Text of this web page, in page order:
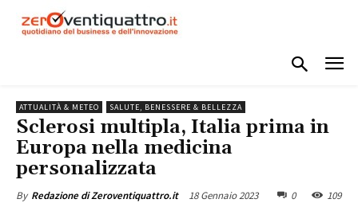
ATTUALITÀ & METEO SALUTE, BENESSERE & BELLEZZA
Sclerosi multipla, Italia prima in
Europa nella medicina
personalizzata
By Redazione di Zeroventiquattro.it 18 Gennaio 2023 0 109